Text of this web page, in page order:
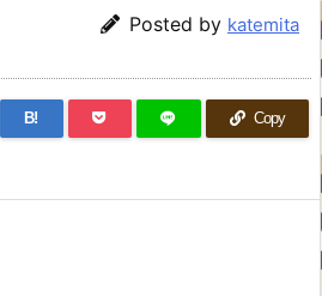
Posted by katemita
B! Copy